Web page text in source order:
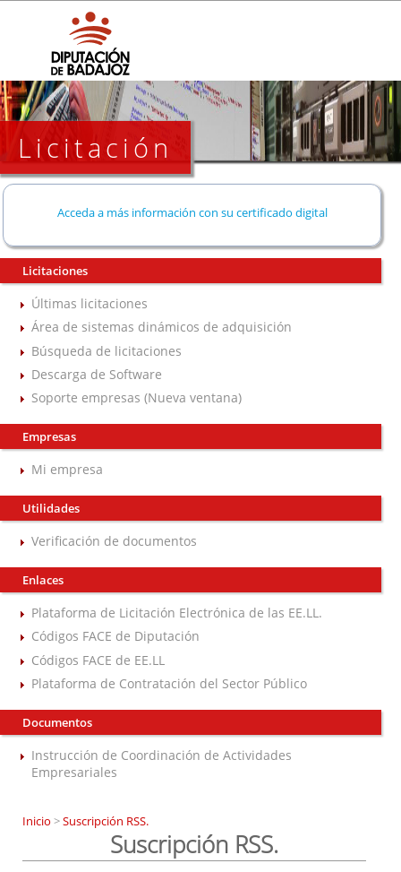
Licitación
Acceda a más información con su certificado digital
Licitaciones
Últimas licitaciones
Área de sistemas dinámicos de adquisición
Búsqueda de licitaciones
Descarga de Software
Soporte empresas (Nueva ventana)
Empresas
Mi empresa
Utilidades
Verificación de documentos
Enlaces
Plataforma de Licitación Electrónica de las EE.LL.
Códigos FACE de Diputación
Códigos FACE de EE.LL
Plataforma de Contratación del Sector Público
Documentos
Instrucción de Coordinación de Actividades
Empresariales
Inicio >Suscripción RSS.
Suscripción RSS.